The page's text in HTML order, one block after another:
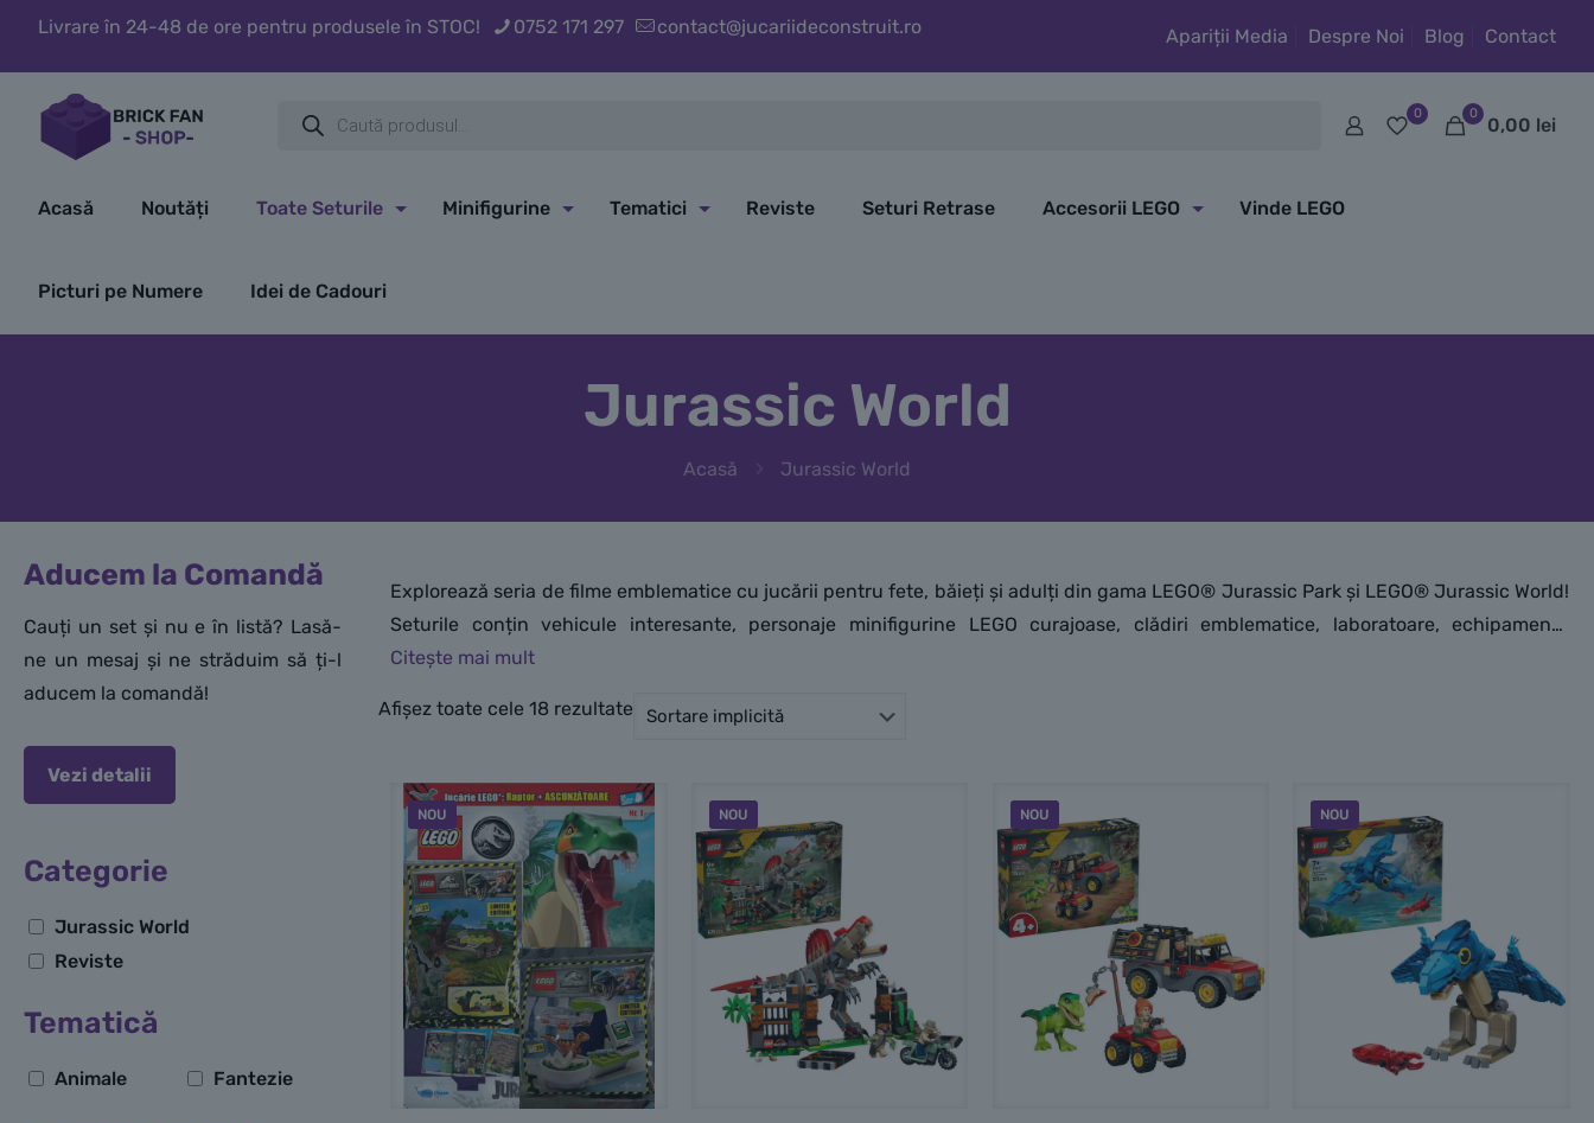
Livrare în 24-48 de ore pentru produsele în STOC! 0752 171 297 contact@jucariideconstruit.ro Apariții Media Despre Noi Blog Contact
search
0 0
0,00 lei
Acasă Noutăți Toate Seturile Minifigurine Tematici Reviste Seturi Retrase Accesorii LEGO Vinde LEGO
Picturi pe Numere Idei de Cadouri
Jurassic World
Acasă Jurassic World
Explorează seria de filme emblematice cu jucării pentru fete, băieți și adulți din gama LEGO® Jurassic Park și LEGO® Jurassic World!
Seturile conțin vehicule interesante, personaje minifigurine LEGO curajoase, clădiri emblematice, laboratoare, echipamente
științifice și multe altele. Seturile LEGO Jurassic World conțin o mulțime de dinozauri de jucărie de toate formele și mărimile, inclusiv
perfecționează abilitățile de paleontolog, aceste construcții LEGO îți oferă ore întregi de distracție. Colecționează mai multe seturi și
Afișez toate cele 18 rezultate
NOU NOU NOU NOU
Aducem la Comandă
Cauți un set și nu e în listă? Lasă-
ne un mesaj și ne străduim să ți-l
aducem la comandă!
Vezi detalii
Categorie
Jurassic World
Reviste
Tematică
Animale Fantezie